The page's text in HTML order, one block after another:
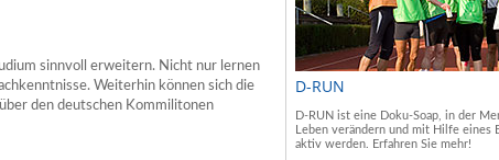
sinnvoll erweitern. Nicht nur lernen
Weiterhin können sich die
den deutschen Kommilitonen
D-RUN
D-RUN ist eine Doku-Soap, in der
Leben verändern und mit Hilfe eines
aktiv werden. Erfahren Sie mehr!